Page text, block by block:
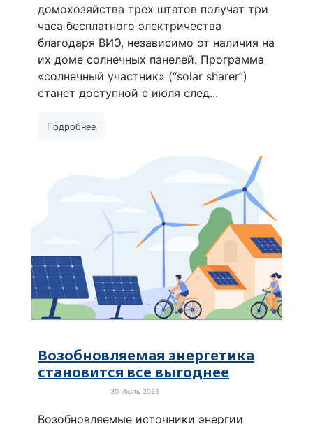
домохозяйства трех штатов получат три
часа бесплатного электричества
благодаря ВИЭ, независимо от наличия на
их доме солнечных панелей. Программа
«солнечный участник» (“solar sharer”)
станет доступной с июля след...
Подробнее
Возобновляемая энергетика
становится все выгоднее
30 Июль 2025
Возобновляемые источники энергии